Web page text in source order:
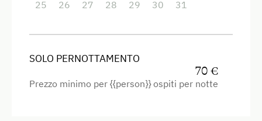
Forno
Balcone/terrazza
25
26
27
28
29
30
31
SOLO PERNOTTAMENTO
70 €
Prezzo minimo per {{person}} ospiti per notte